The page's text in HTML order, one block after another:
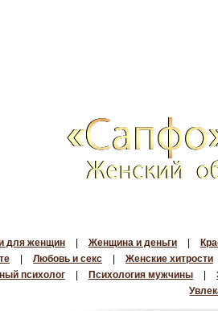
для женщин Женщина и деньги
Любовь и секс
Женские хитрости
психолог Психология мужчины